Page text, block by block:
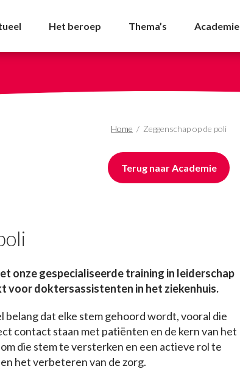
- NVDA
Het beroep Thema’s Academie
Home / Zeggenschap op de poli
Terug naar Academie
onze gespecialiseerde training in leiderschap
voor doktersassistenten in het ziekenhuis.
belang dat elke stem gehoord wordt, vooral die
contact staan met patiënten en de kern van het
die stem te versterken en een actieve rol te
het verbeteren van de zorg.